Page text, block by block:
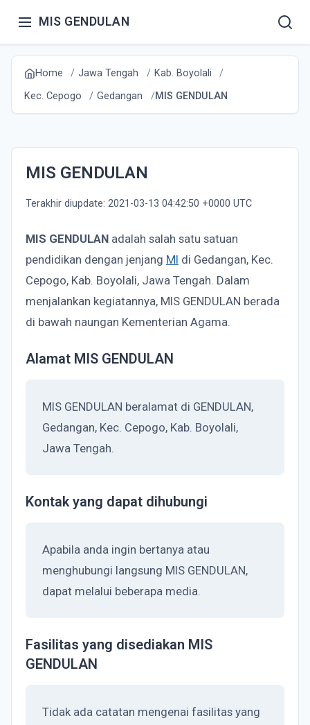
MIS GENDULAN
Home Jawa Tengah
Kab. Boyolali
Kec. Cepogo
Gedangan MIS GENDULAN
MIS GENDULAN
Terakhir diupdate: 2021-03-13 04:42:50 +0000 UTC
MIS GENDULAN adalah salah satu satuan
pendidikan dengan jenjang MI di Gedangan, Kec.
Cepogo, Kab. Boyolali, Jawa Tengah. Dalam
menjalankan kegiatannya, MIS GENDULAN berada
di bawah naungan Kementerian Agama.
Alamat MIS GENDULAN
MIS GENDULAN beralamat di GENDULAN,
Gedangan, Kec. Cepogo, Kab. Boyolali,
Jawa Tengah.
Kontak yang dapat dihubungi
Apabila anda ingin bertanya atau
menghubungi langsung MIS GENDULAN,
dapat melalui beberapa media.
Fasilitas yang disediakan MIS
GENDULAN
Tidak ada catatan mengenai fasilitas yang